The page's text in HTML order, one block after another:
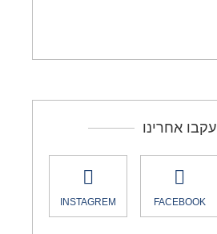
עקבו אחרינו
FACEBOOK
INSTAGREM